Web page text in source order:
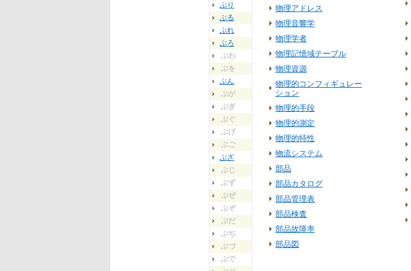
ぶり
ぶる
ぶれ
ぶろ
ぶわ
ぶを
ぶん
ぶが
ぶぎ
ぶぐ
ぶげ
ぶご
ぶざ
ぶじ
ぶず
ぶぜ
ぶぞ
ぶだ
ぶぢ
ぶづ
ぶで
物理アドレス
物理音響学
物理学者
物理記憶域テーブル
物理資源
物理的コンフィギュレー
ション
物理的手段
物理的測定
物理的特性
物流システム
部品
部品カタログ
部品管理表
部品検査
部品故障率
部品図